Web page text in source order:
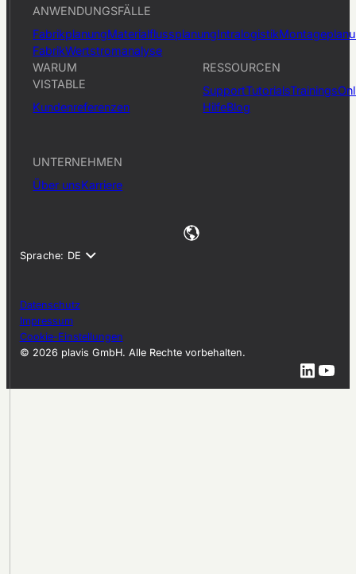
ANWENDUNGSFÄLLE
FabrikplanungMaterialflussplanungIntralogistik
FabrikWertstromanalyse
WARUM
VISTABLE
Kundenreferenzen
UNTERNEHMEN
Über unsKarriere
RESSOURCEN
SupportTutorialsTrainings
HilfeBlog
© 2026 plavis GmbH. Alle Rechte vorbehalten.
Datenschutz
Impressum
Cookie-Einstellungen